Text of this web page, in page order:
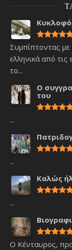
Συμπίπτοντας
ελληνικά από
το...
Ο
του
...
...
Καλώς
...
Ο Κένταυρος,